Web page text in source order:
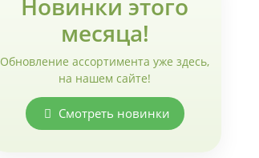
месяца!
Обновление ассортимента уже здесь,
на нашем сайте!
Смотреть новинки